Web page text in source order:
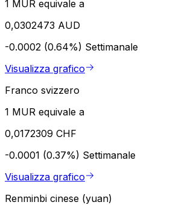
1 MUR equivale a
0,0302473 AUD
-0.0002 (0.64%) Settimanale
Visualizza grafico
Franco svizzero
1 MUR equivale a
0,0172309 CHF
-0.0001 (0.37%) Settimanale
Visualizza grafico
Renminbi cinese (yuan)